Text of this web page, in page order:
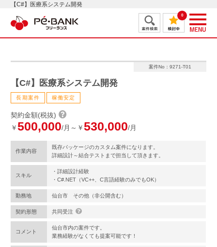
【C#】医療系システム開発
0
案件No：9271-T01
【C#】医療系システム開発
長期案件 稼働安定
契約金額(税抜)
￥500,000/月～￥530,000/月
作業内容
既存パッケージのカスタム案件になります。
詳細設計～結合テストまで担当して頂きます。
スキル
・詳細設計経験
・C#.NET（VC++、C言語経験のみでもOK）
勤務地 仙台市 その他（非公開含む）
契約形態 共同受注
コメント
仙台市内の案件です。
業務経験がなくても提案可能です！